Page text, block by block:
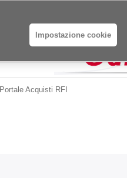
Portale Acquisti RFI
Impostazione cookie